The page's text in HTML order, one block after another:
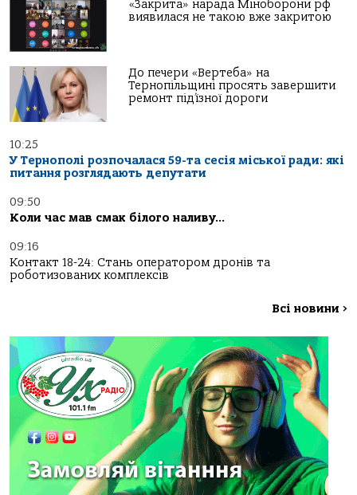
«Закрита» нарада Міноборони рф
виявилася не такою вже закритою
До печери «Вертеба» на
Тернопільщині просять завершити
ремонт під’їзної дороги
10:25
У Тернополі розпочалася 59-та сесія міської ради: які
питання розглядають депутати
09:50
Коли час мав смак білого наливу…
09:16
Контакт 18-24: Стань оператором дронів та
роботизованих комплексів
Всі новини >